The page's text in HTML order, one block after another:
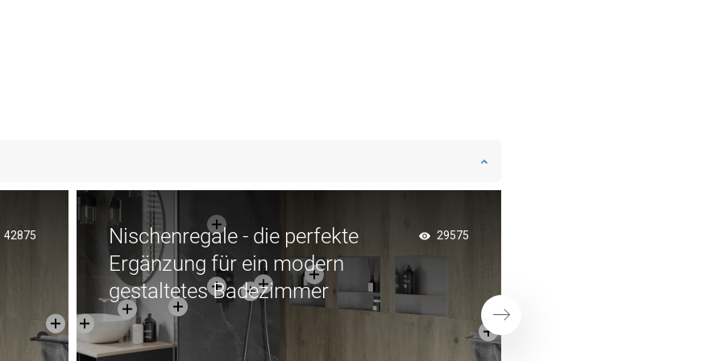
42875
Nischenregale - die perfekte
Ergänzung für ein modern
gestaltetes Badezimmer
29575
Weiter